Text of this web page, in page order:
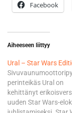
Facebook
Aiheeseen liittyy
Ural – Star Wars
perinteikäs Ural on
kehittänyt
uuden Star Wars-